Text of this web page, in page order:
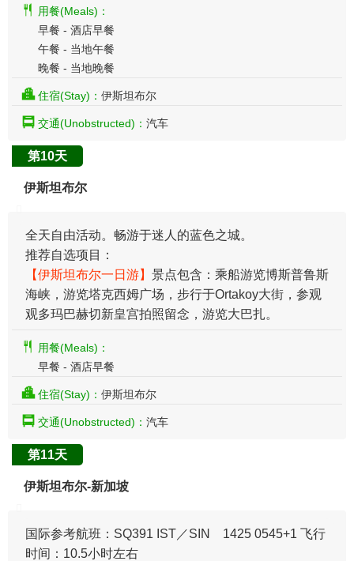
用餐(Meals)：
早餐 - 酒店早餐
午餐 - 当地午餐
晚餐 - 当地晚餐
住宿(Stay)： 伊斯坦布尔
交通(Unobstructed)： 汽车
第10天
伊斯坦布尔
全天自由活动。畅游于迷人的蓝色之城。
​推荐自选项目：
【伊斯坦布尔一日游】 景点包含：乘船游览博斯普鲁斯
海峡，游览塔克西姆广场，步行于Ortakoy大街，参观
观多玛巴赫切新皇宫拍照留念，游览大巴扎。
用餐(Meals)：
早餐 - 酒店早餐
住宿(Stay)： 伊斯坦布尔
交通(Unobstructed)： 汽车
第11天
伊斯坦布尔-新加坡
国际参考航班：SQ391 IST／SIN 1425 0545+1 飞行
时间：10.5小时左右